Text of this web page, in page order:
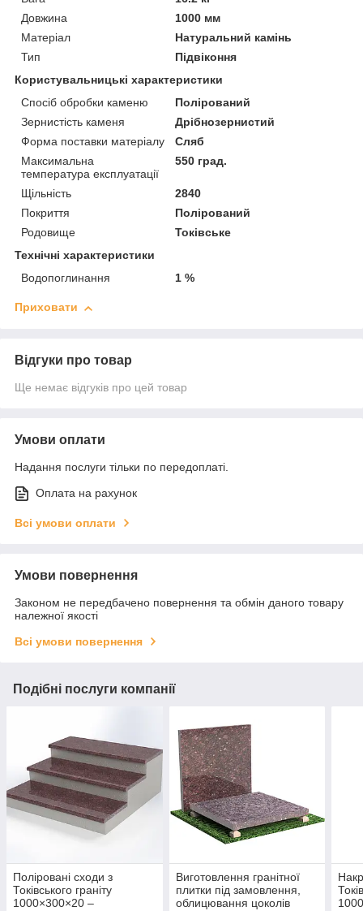
Довжина
1000 мм
Матеріал
Натуральний камінь
Тип
Підвіконня
Користувальницькі характеристики
Спосіб обробки каменю
Полірований
Зернистість каменя
Дрібнозернистий
Форма поставки матеріалу
Сляб
Максимальна
температура експлуатації
550 град.
Щільність
2840
Покриття
Полірований
Родовище
Токівське
Технічні характеристики
Водопоглинання
1 %
Приховати
Відгуки про товар
Ще немає відгуків про цей товар
Умови оплати
Надання послуги тільки по передоплаті.
Оплата на рахунок
Всі умови оплати
Умови повернення
Законом не передбачено повернення та обмін даного товару
належної якості
Всі умови повернення
Подібні послуги компанії
Поліровані сходи з
Токівського граніту
1000×300×20 –
Виготовлення гранітної
плитки під замовлення,
облицювання цоколів